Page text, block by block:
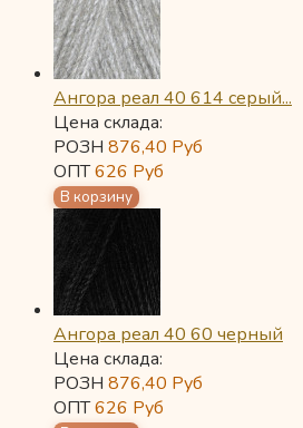
Ангора реал 40 614 серый...
Цена склада:
РОЗН 876,40 Руб
ОПТ626 Руб
Ангора реал 40 60 черный
Цена склада:
РОЗН 876,40 Руб
ОПТ626 Руб